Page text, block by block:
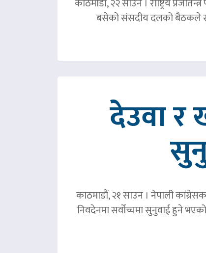
काठमाडौं, २२ साउन । राष्ट्रिय
बसेको संसदीय दलको बैठकले
देउवा र
काठमाडौं, २१ साउन । नेपाली
निवदेनमा सर्वोच्चमा सुनुवाई हुने